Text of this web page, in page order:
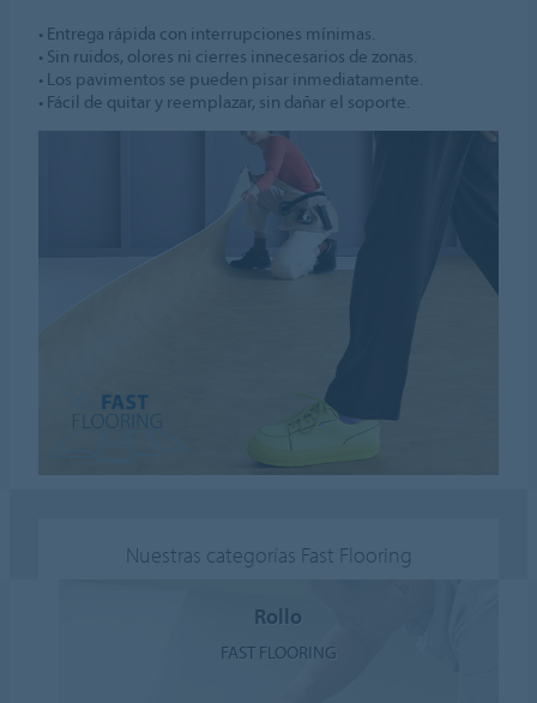
• Entrega rápida con interrupciones mínimas.
• Sin ruidos, olores ni cierres innecesarios de zonas.
• Los pavimentos se pueden pisar inmediatamente.
• Fácil de quitar y reemplazar, sin dañar el soporte.
Nuestras categorías Fast Flooring
Rollo
FAST FLOORING